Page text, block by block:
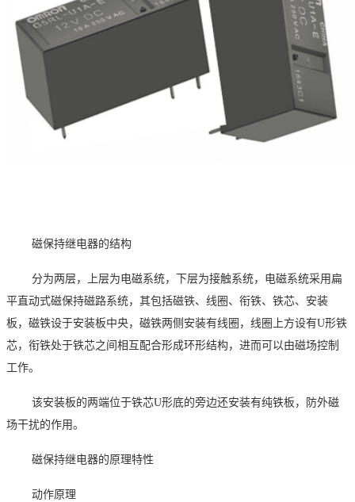
磁保持继电器的结构
分为两层，上层为电磁系统，下层为接触系统，电磁系统采用扁
平直动式磁保持磁路系统，其包括磁铁、线圈、衔铁、铁芯、安装
板，磁铁设于安装板中央，磁铁两侧安装有线圈，线圈上方设有U形铁
芯，衔铁处于铁芯之间相互配合形成环形结构，进而可以由磁场控制
工作。
该安装板的两端位于铁芯U形底的旁边还安装有纯铁板，防外磁
场干扰的作用。
磁保持继电器的原理特性
动作原理